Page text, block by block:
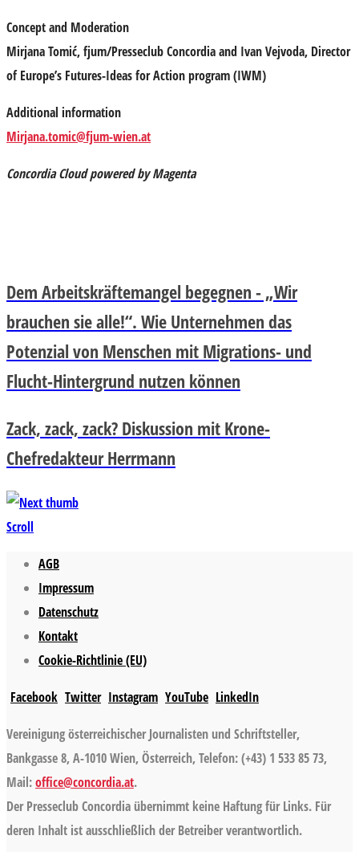
Concept and Moderation
Mirjana Tomić, fjum/Presseclub Concordia and IvanVejvoda, Director
of Europe’s Futures-Ideas for Action program (IWM)
Additional information
Mirjana.tomic@fjum-wien.at
Concordia Cloud powered by Magenta
Dem Arbeitskräftemangel begegnen - „Wir
brauchen sie alle!“. Wie Unternehmen das
Potenzial von Menschen mit Migrations- und
Flucht-Hintergrund nutzen können
Zack, zack, zack? Diskussion mit Krone-
Chefredakteur Herrmann
Scroll
AGB
Impressum
Datenschutz
Kontakt
Cookie-Richtlinie (EU)
Facebook Twitter Instagram YouTube LinkedIn
Vereinigung österreichischer Journalisten und Schriftsteller,
Bankgasse 8, A-1010 Wien, Österreich, Telefon: (+43) 1 533 85 73,
Mail:office@concordia.at.
Der Presseclub Concordia übernimmt keine Haftung für Links. Für
deren Inhalt ist ausschließlich der Betreiber verantwortlich.